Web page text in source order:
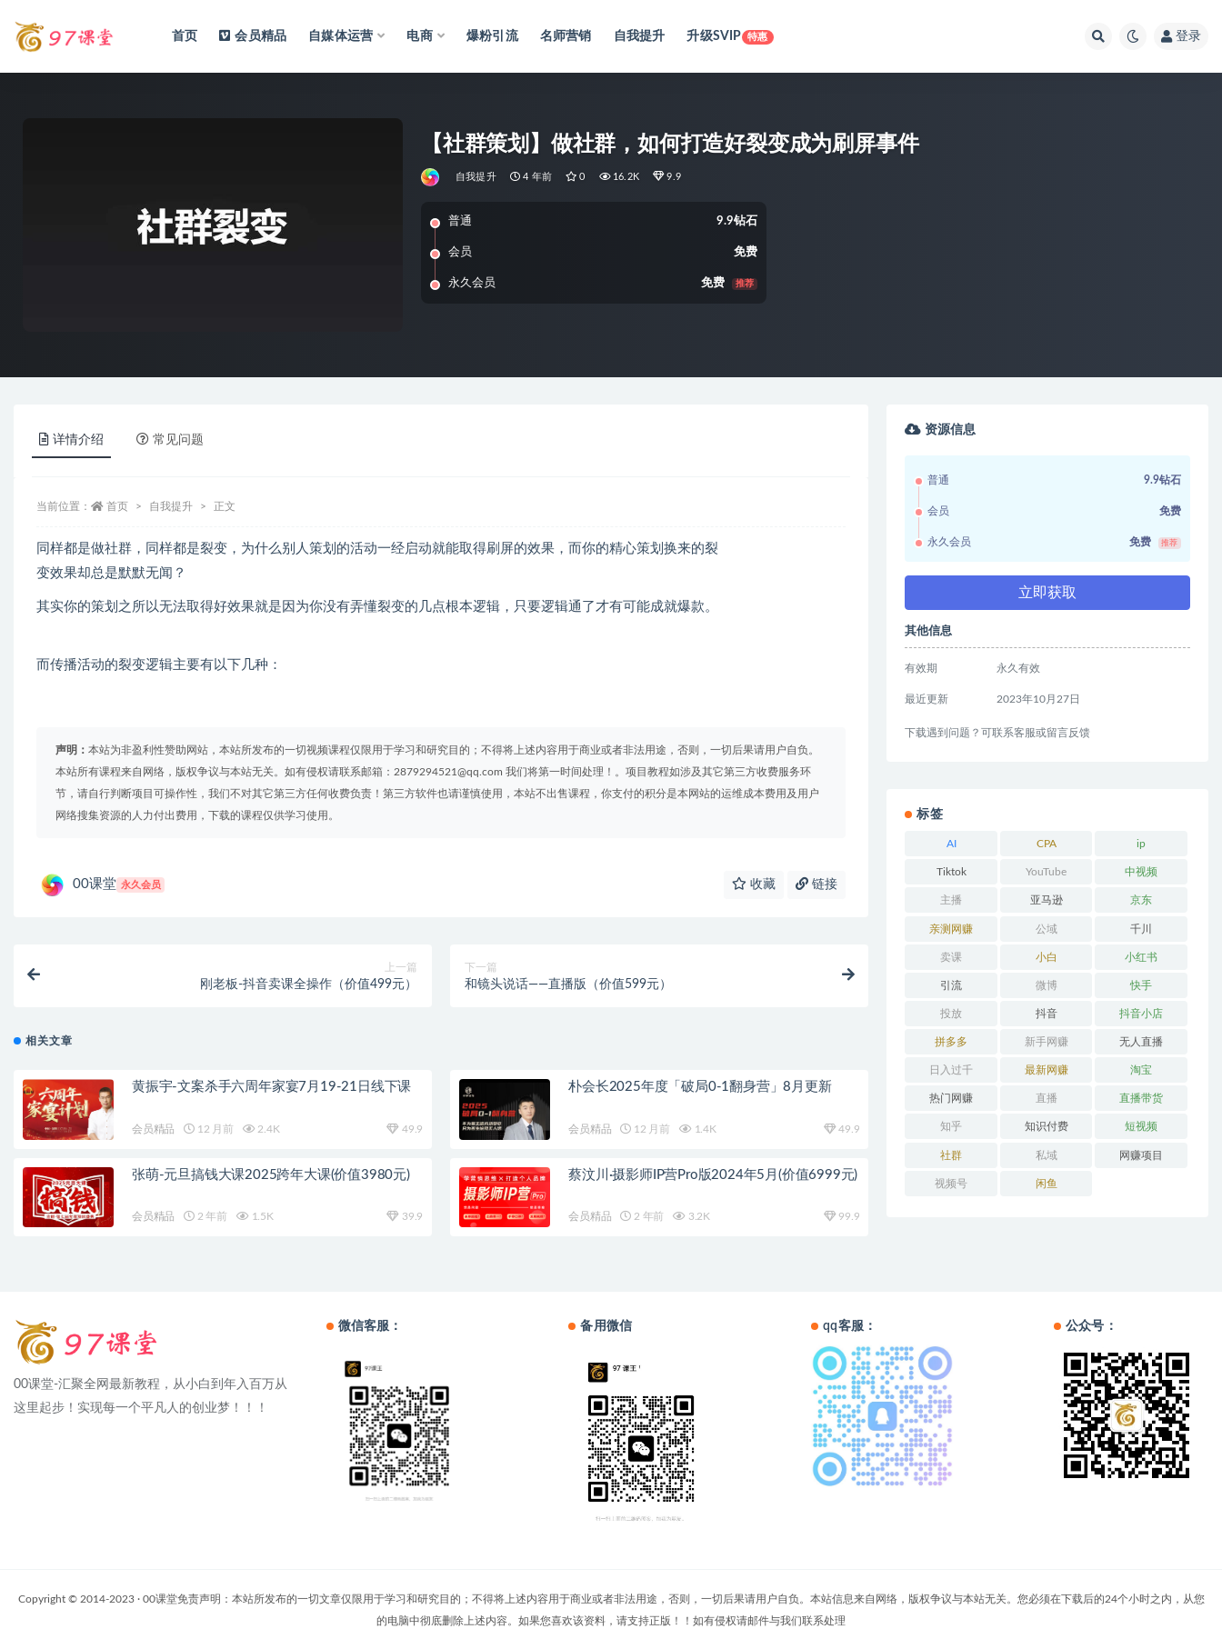
首页 会员精品 自媒体运营 电商 爆粉引流 名师营销 自我提升 升级SVIP 特惠 登录
【社群策划】做社群，如何打造好裂变成为刷屏事件
自我提升 4 年前 0 16.2K 9.9
普通 9.9钻石
会员 免费
永久会员 免费 推荐
详情介绍 常见问题
当前位置： 首页 自我提升 正文
同样都是做社群，同样都是裂变，为什么别人策划的活动一经启动就能取得刷屏的效果，而你的精心策划换来的裂
变效果却总是默默无闻？
其实你的策划之所以无法取得好效果就是因为你没有弄懂裂变的几点根本逻辑，只要逻辑通了才有可能成就爆款。
而传播活动的裂变逻辑主要有以下几种：
声明： 本站为非盈利性赞助网站，本站所发布的一切视频课程仅限用于学习和研究目的；不得将上述内容用于商业或者非法用途，否则，一切后果请用户自负。
本站所有课程来自网络，版权争议与本站无关。如有侵权请联系邮箱：2879294521@qq.com 我们将第一时间处理！。项目教程如涉及其它第三方收费服务环
节，请自行判断项目可操作性，我们不对其它第三方任何收费负责！第三方软件也请谨慎使用，本站不出售课程，你支付的积分是本网站的运维成本费用及用户
网络搜集资源的人力付出费用，下载的课程仅供学习使用。
00课堂 永久会员 收藏 链接
上一篇
刚老板-抖音卖课全操作（价值499元）
下一篇
和镜头说话——直播版（价值599元）
相关文章
黄振宇-文案杀手六周年家宴7月19-21日线下课
会员精品 12 月前 2.4K 49.9
朴会长2025年度「破局0-1翻身营」8月更新
会员精品 12 月前 1.4K 49.9
张萌-元旦搞钱大课2025跨年大课(价值3980元)
会员精品 2 年前 1.5K 39.9
蔡汶川·摄影师IP营Pro版2024年5月(价值6999元)
会员精品 2 年前 3.2K 99.9
资源信息
普通 9.9钻石
会员 免费
永久会员 免费 推荐
立即获取
其他信息
有效期 永久有效
最近更新 2023年10月27日
下载遇到问题？可联系客服或留言反馈
标签
AI CPA ip
Tiktok YouTube 中视频
主播 亚马逊 京东
亲测网赚 公域 千川
卖课 小白 小红书
引流 微博 快手
投放 抖音 抖音小店
拼多多 新手网赚 无人直播
日入过千 最新网赚 淘宝
热门网赚 直播 直播带货
知乎 知识付费 短视频
社群 私域 网赚项目
视频号 闲鱼
00课堂-汇聚全网最新教程，从小白到年入百万从
这里起步！实现每一个平凡人的创业梦！！！
微信客服： 备用微信 qq客服： 公众号：
Copyright © 2014-2023 · 00课堂免责声明：本站所发布的一切文章仅限用于学习和研究目的；不得将上述内容用于商业或者非法用途，否则，一切后果请用户自负。本站信息来自网络，版权争议与本站无关。您必须在下载后的24个小时之内，从您
的电脑中彻底删除上述内容。如果您喜欢该资料，请支持正版！！如有侵权请邮件与我们联系处理